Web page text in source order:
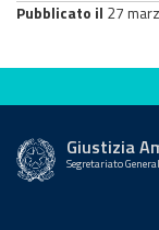
Pubblicato il 27
Valuta
Giustizia
Segretariato